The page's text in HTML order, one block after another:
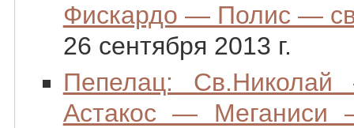
Фискардо — Полис —
26 сентября 2013 г.
Пепелац:
Астакос —